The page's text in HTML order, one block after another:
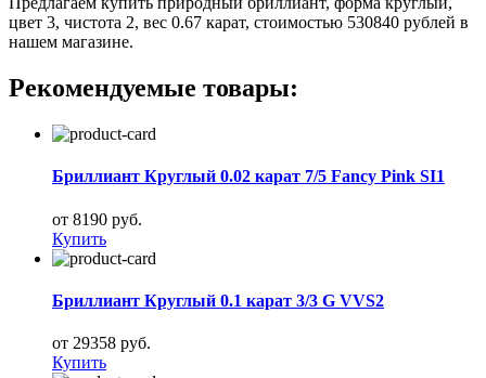
цвет 3, чистота 2, вес 0.67 карат, стоимостью 530840 рублей в
нашем магазине.
Рекомендуемые товары:
Бриллиант Круглый 0.02 карат 7/5 Fancy Pink SI1
от 8190 руб.
Купить
Бриллиант Круглый 0.1 карат 3/3 G VVS2
от 29358 руб.
Купить